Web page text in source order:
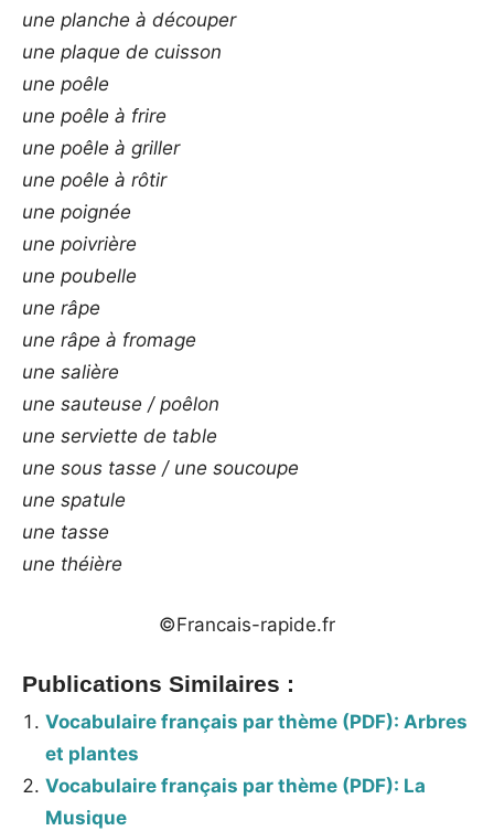
une planche à découper
une plaque de cuisson
une poêle
une poêle à frire
une poêle à griller
une poêle à rôtir
une poignée
une poivrière
une poubelle
une râpe
une râpe à fromage
une salière
une sauteuse / poêlon
une serviette de table
une sous tasse / une soucoupe
une spatule
une tasse
une théière
©Francais-rapide.fr
Publications Similaires :
Vocabulaire français par thème (PDF): Arbres
et plantes
Vocabulaire français par thème (PDF): La
Musique